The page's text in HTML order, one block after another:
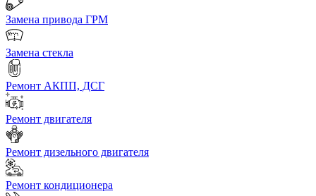
Замена привода ГРМ
Замена стекла
Ремонт АКПП, ДСГ
Ремонт двигателя
Ремонт дизельного двигателя
Ремонт кондиционера